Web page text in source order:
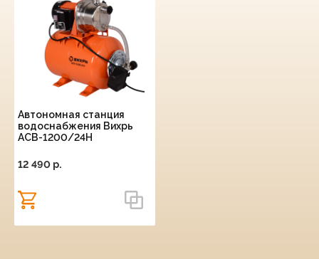
Автономная станция
водоснабжения Вихрь
АСВ-1200/24Н
12 490 p.